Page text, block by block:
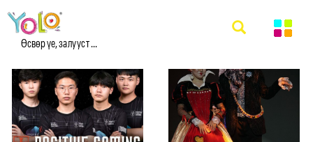
Өсвөр үе, залууст ...
#GAMING МЭДЭЭ